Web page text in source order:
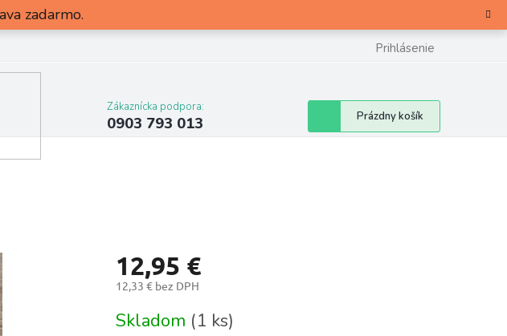
zadarmo.
Prihlásenie
Zákaznícka podpora:
0903 793 013
Nákupný
košík
Prázdny košík
12,95 €
12,33 € bez DPH
Jednotková
cena:
Skladom (1 ks)